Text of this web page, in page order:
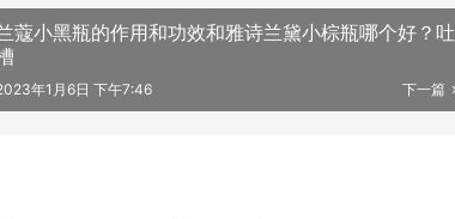
蔻小黑瓶的作用和功效和雅诗兰黛小棕瓶哪个好？吐
下一篇
年1月6日 下午7:46